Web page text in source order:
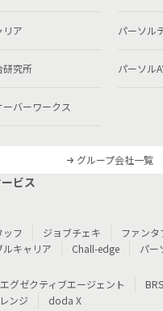
リア パーソル
研究所 パーソル
バーワークス
グループ会社一覧
ビス
ッフ
ジョブチェキ
ファンタ
ルキャリア
Chall-edge
パー
エグゼクティブエージェント BRS
ンジ
doda X